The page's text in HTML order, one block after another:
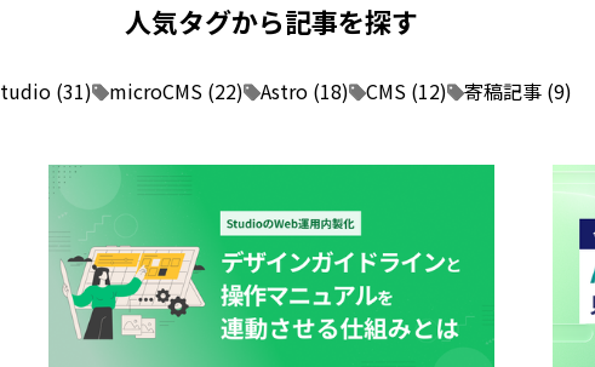
人気タグから記事を探す
(31) microCMS (22) Astro (18) CMS (12) 寄稿記事 (9)